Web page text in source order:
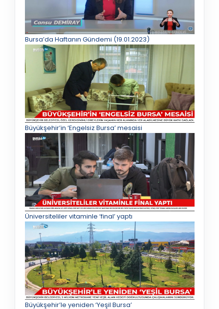
Bursa’da Haftanın Gündemi (19.01.2023)
Büyükşehir’in ‘Engelsiz Bursa’ mesaisi
Üniversiteliler vitaminle ‘final’ yaptı
Büyükşehir’le yeniden ‘Yeşil Bursa’